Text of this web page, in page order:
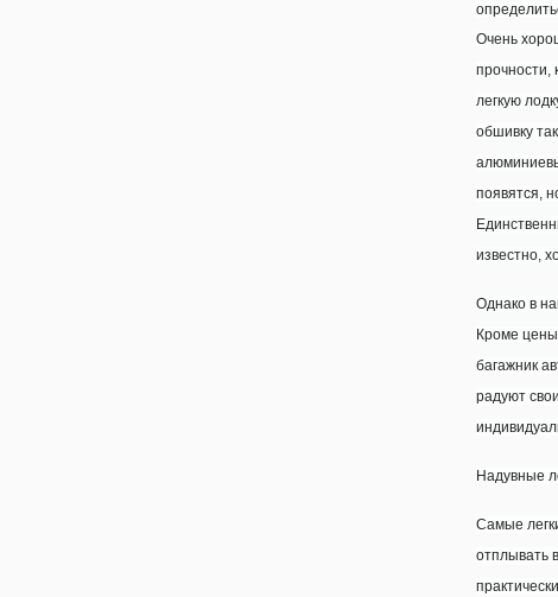
Очень
прочности,
легкую
обшивку
появятся,
известно,
Однако в
Кроме
багажник
радуют
Надувные
Самые
отплывать